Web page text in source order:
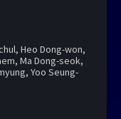
, Heo Dong-won,
, Ma Dong-seok,
, Yoo Seung-